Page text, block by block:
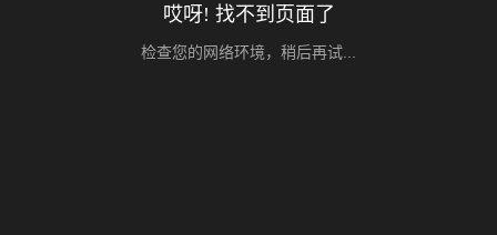
哎呀! 找不到页面了
检查您的网络环境，稍后再试...